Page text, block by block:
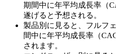
期間中に年平均成長率（
遂げると予想される。
製品別に見ると、フルフ
間中に年平均成長率（
されます。